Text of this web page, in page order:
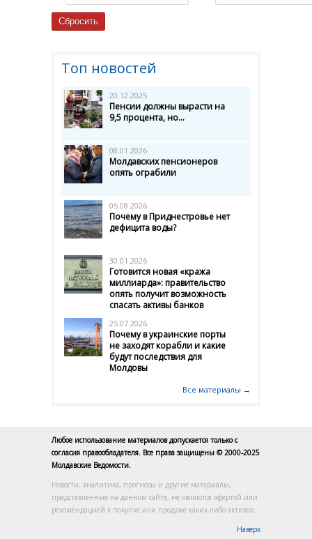
Топ новостей
20.12.2025
Пенсии должны вырасти на
9,5 процента, но...
08.01.2026
Молдавских пенсионеров
опять ограбили
05.08.2026
Почему в Приднестровье нет
дефицита воды?
30.01.2026
Готовится новая «кража
миллиарда»: правительство
опять получит возможность
спасать активы банков
25.07.2026
Почему в украинские порты
не заходят корабли и какие
будут последствия для
Молдовы
Все материалы →
Любое использование материалов допускается только с
согласия правообладателя. Все права защищены © 2000-2025
Молдавские Ведомости.
Новости, аналитика, прогнозы и другие материалы,
представленные на данном сайте, не являются офертой или
рекомендацией к покупке или продаже каких-либо активов.
Наверх